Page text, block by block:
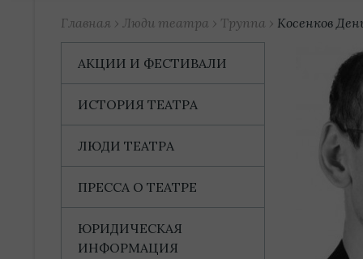
Главная › Люди театра › Труппа › Косенков
АКЦИИ И ФЕСТИВАЛИ
ИСТОРИЯ ТЕАТРА
ЛЮДИ ТЕАТРА
ПРЕССА О ТЕАТРЕ
ЮРИДИЧЕСКАЯ
ИНФОРМАЦИЯ